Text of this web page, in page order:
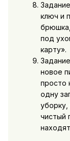
ключ и
под
карту».
новое
просто
одну
уборку,
чистый